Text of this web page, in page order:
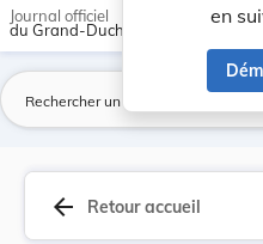
en
Journal officiel
du Grand-Duché de Luxembourg
arrow_back Retour accueil